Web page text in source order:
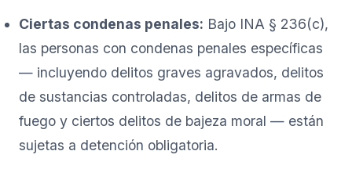
Ciertas condenas penales: Bajo INA § 236(c),
las personas con condenas penales específicas
— incluyendo delitos graves agravados, delitos
de sustancias controladas, delitos de armas de
fuego y ciertos delitos de bajeza moral — están
sujetas a detención obligatoria.